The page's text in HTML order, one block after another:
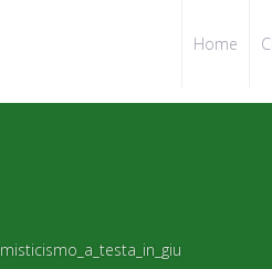
Home
misticismo_a_testa_in_giu